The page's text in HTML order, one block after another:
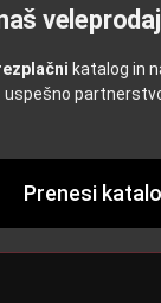
katalog in
Prenesi